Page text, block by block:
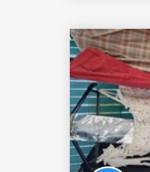
nous
matériel
les